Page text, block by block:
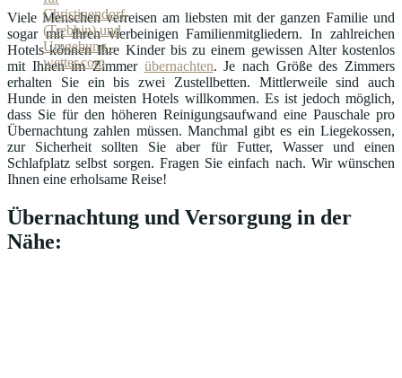
Viele Menschen verreisen am liebsten mit der ganzen Familie und
sogar mit ihren vierbeinigen Familienmitgliedern. In zahlreichen
Hotels können Ihre Kinder bis zu einem gewissen Alter kostenlos
mit Ihnen im Zimmer übernachten. Je nach Größe des Zimmers
erhalten Sie ein bis zwei Zustellbetten. Mittlerweile sind auch
Hunde in den meisten Hotels willkommen. Es ist jedoch möglich,
dass Sie für den höheren Reinigungsaufwand eine Pauschale pro
Übernachtung zahlen müssen. Manchmal gibt es ein Liegekossen,
zur Sicherheit sollten Sie aber für Futter, Wasser und einen
Schlafplatz selbst sorgen. Fragen Sie einfach nach. Wir wünschen
Ihnen eine erholsame Reise!
Übernachtung und Versorgung in der
Nähe: